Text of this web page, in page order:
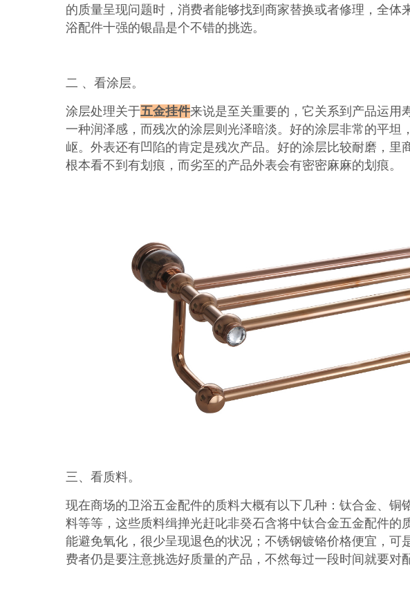
的质量呈现问题时，消费者能够找到商家替换或者修理，全
浴配件十强的银晶是个不错的挑选。
二 、看涂层。
涂层处理关于五金挂件来说是至关重要的，它关系到产品运用
一种润泽感，而残次的涂层则光泽暗淡。好的涂层非常的平
岖。外表还有凹陷的肯定是残次产品。好的涂层比较耐磨，
根本看不到有划痕，而劣至的产品外表会有密密麻麻的划痕。
三、看质料。
现在商场的卫浴五金配件的质料大概有以下几种：钛合金、铜
料等等，这些质料缉掸光赶叱非癸石含将中钛合金五金配件的
能避免氧化，很少呈现退色的状况；不锈钢镀铬价格便宜，可
费者仍是要注意挑选好质量的产品，不然每过一段时间就要对